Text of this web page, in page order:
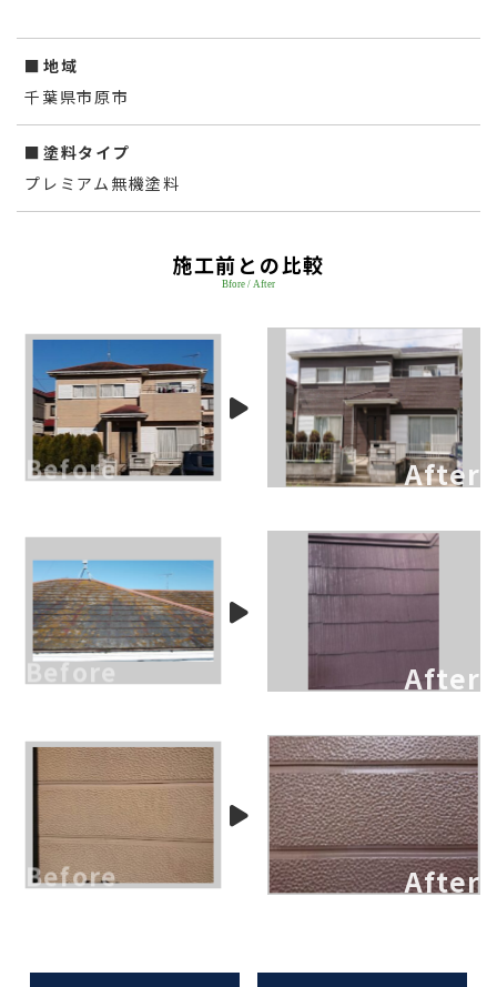
地域
千葉県市原市
塗料タイプ
プレミアム無機塗料
施工前との比較
Bfore / After